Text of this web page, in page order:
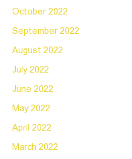
October 2022
September 2022
August 2022
July 2022
June 2022
May 2022
April 2022
March 2022